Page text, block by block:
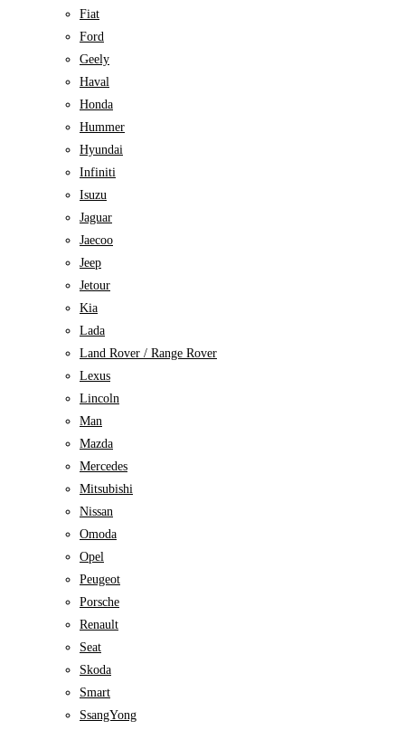
Fiat
Ford
Geely
Haval
Honda
Hummer
Hyundai
Infiniti
Isuzu
Jaguar
Jaecoo
Jeep
Jetour
Kia
Lada
Land Rover / Range Rover
Lexus
Lincoln
Man
Mazda
Mercedes
Mitsubishi
Nissan
Omoda
Opel
Peugeot
Porsche
Renault
Seat
Skoda
Smart
SsangYong